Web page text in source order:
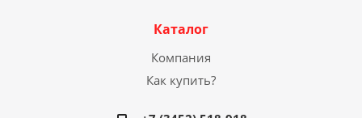
Каталог
Компания
Как купить?